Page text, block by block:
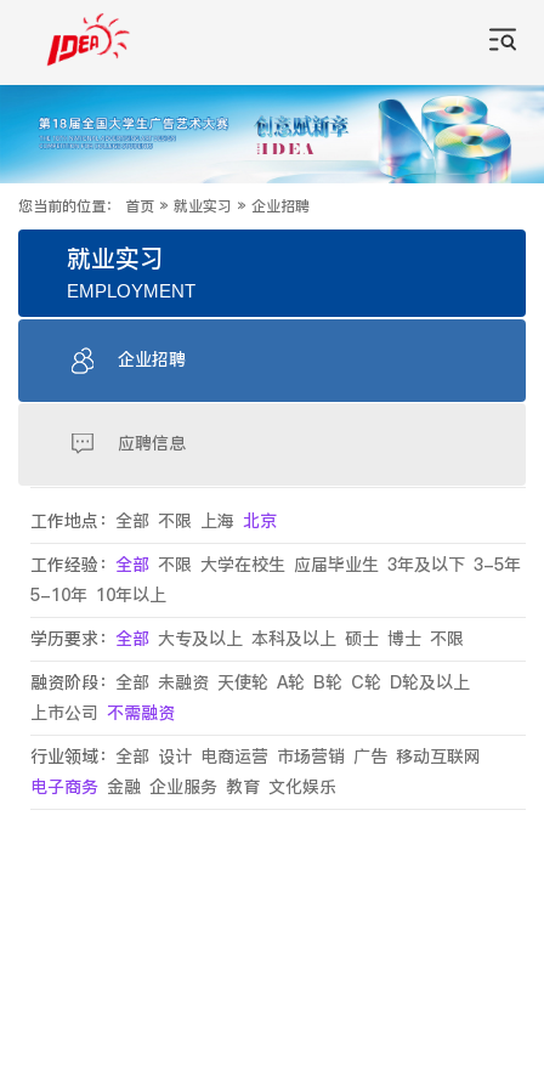
您当前的位置： 首页 » 就业实习 » 企业招聘
就业实习
EMPLOYMENT
企业招聘
应聘信息
工作地点： 全部 不限 上海 北京
工作经验： 全部 不限 大学在校生 应届毕业生 3年及以下 3-5年
5-10年 10年以上
学历要求： 全部 大专及以上 本科及以上 硕士 博士 不限
融资阶段： 全部 未融资 天使轮 A轮 B轮 C轮 D轮及以上
上市公司 不需融资
行业领域： 全部 设计 电商运营 市场营销 广告 移动互联网
电子商务 金融 企业服务 教育 文化娱乐